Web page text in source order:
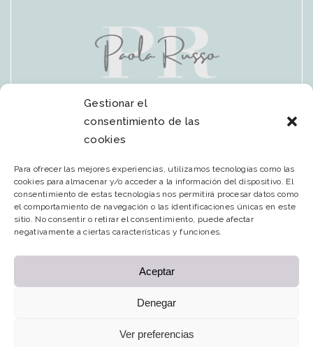
Gestionar el
consentimiento de las
cookies
Para ofrecer las mejores experiencias, utilizamos tecnologías como las
cookies para almacenar y/o acceder a la información del dispositivo. El
consentimiento de estas tecnologías nos permitirá procesar datos como
el comportamiento de navegación o las identificaciones únicas en este
sitio. No consentir o retirar el consentimiento, puede afectar
negativamente a ciertas características y funciones.
Aceptar
Denegar
Ver preferencias
Español
CONTACTO
Avenida de la Sagra 40
45230, Numancia de la Sagra, (Toledo)
+34 696 682 251